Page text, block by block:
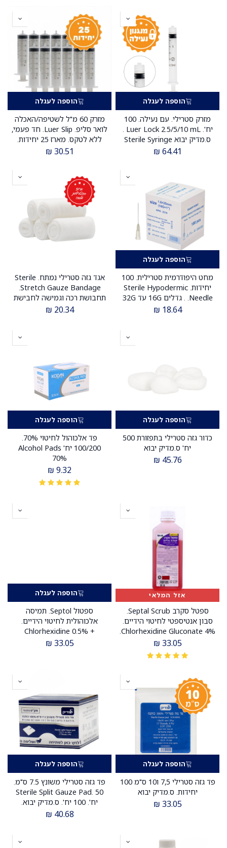
הוספה לעגלה
מזרק סטרילי. עם נעילה. 100
יח'. Luer Lock 2.5/5/10 mL .
ס.מדיק יבוא Sterile Syringe
64.41
₪
הוספה לעגלה
מזרק 60 מ"ל לשטיפה/האכלה
לואר סליפ. Luer Slip. חד פעמי,
ללא לטקס. מארז 25 יחידות.
ס.מדיק יבוא
30.51
₪
הוספה לעגלה
מחט היפודרמית סטרילית. 100
יחידות. Sterile Hypodermic
Needle. . גדלים 16G עד 32G
18.64
₪
אגד גזה סטרילי נמתח. Sterile
Stretch Gauze Bandage.
תחבושת רכה וגמישה לחבישת
20.34
₪
הוספה לעגלה
כדור גזה סטרילי בתפזורת 500
יח' ס.מדיק יבוא
45.76
₪
הוספה לעגלה
פד אלכוהול לחיטוי 70%.
100/200 יח' Alcohol Pads
70%
9.32
₪
אזל המלאי
ספטל סקרב Septal Scrub.
סבון אנטיספטי לחיטוי הידיים.
Chlorhexidine Gluconate 4%.
ס.מדיק יבוא
33.05
₪
הוספה לעגלה
ספטול Septol. תמיסה
אלכוהולית לחיטוי הידיים.
Chlorhexidine 0.5% +
33.05
₪
הוספה לעגלה
פד גזה סטרילי 7,5 ו10 ס"מ 100
יחידות. ס.מדיק יבוא
33.05
₪
הוספה לעגלה
פד גזה סטרילי משונץ 7.5 ס"מ.
Sterile Split Gauze Pad. 50
יח'. 100 יח'. ס.מדיק יבוא.
40.68
₪